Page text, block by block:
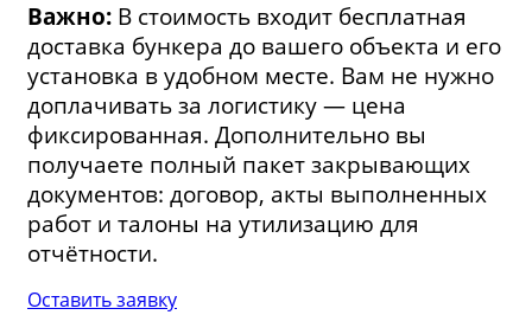
Важно: В стоимость входит бесплатная
доставка бункера до вашего объекта и его
установка в удобном месте. Вам не нужно
доплачивать за логистику — цена
фиксированная. Дополнительно вы
получаете полный пакет закрывающих
документов: договор, акты выполненных
работ и талоны на утилизацию для
отчётности.
Оставить заявку